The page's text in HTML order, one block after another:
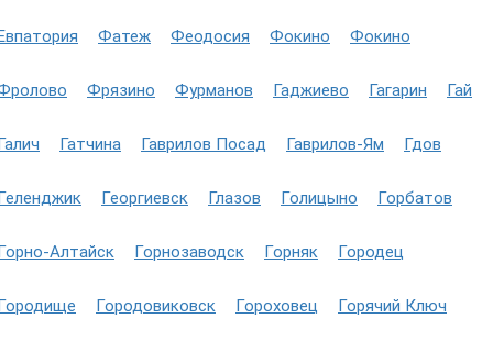
Фатеж Феодосия Фокино Фокино
Фрязино Фурманов Гаджиево Гагарин Гай
Гатчина Гаврилов Посад Гаврилов-Ям Гдов
Георгиевск Глазов Голицыно Горбатов
Алтайск Горнозаводск Горняк Городец
Городовиковск Гороховец Горячий Ключ